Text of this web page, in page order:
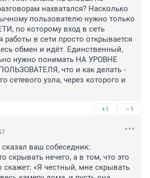
нахватался? Насколько
пользователю нужно только
по которому вход в сеть
работы в сети просто открывается
обмен и идёт. Единственный,
нужно понимать НА УРОВНЕ
что и как делать -
сетевого узла, через которого и
+1 –1
ваш собеседник:
скрывать нечего, а в том, что это
скажет: «Я честный, мне скрывать